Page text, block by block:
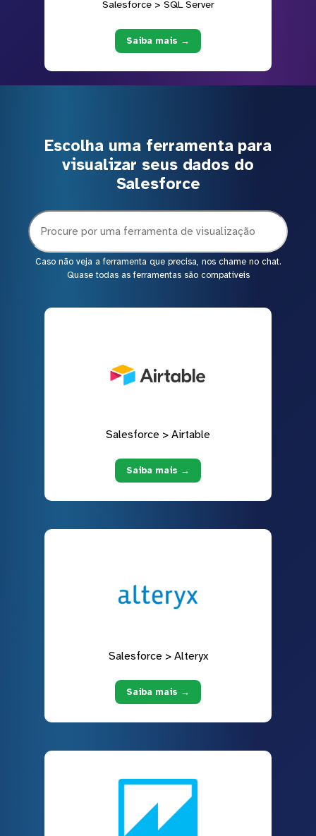
Salesforce > SQL Server
Saiba mais →
Escolha uma ferramenta para
visualizar seus dados do
Salesforce
Caso não veja a ferramenta que precisa, nos chame no chat.
Quase todas as ferramentas são compatíveis
Salesforce > Airtable
Saiba mais →
Salesforce > Alteryx
Saiba mais →